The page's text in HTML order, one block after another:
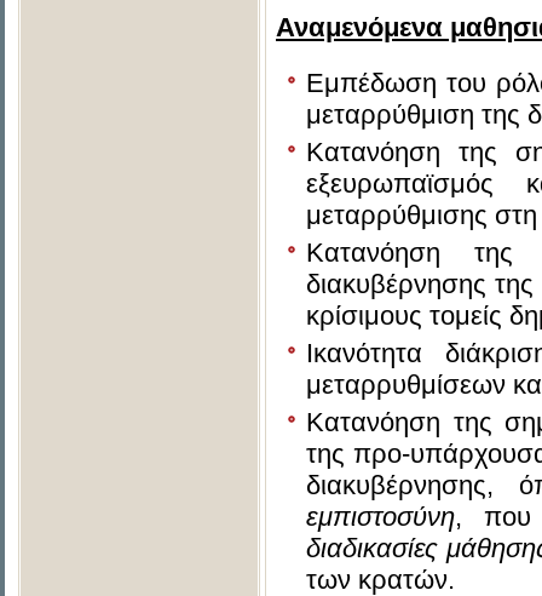
Αναμενόμενα
Εμπέδωση του
μεταρρύθμιση της
Κατανόηση της
εξευρωπαϊσμός
μεταρρύθμισης στη
Κατανόηση της
διακυβέρνησης
κρίσιμους τομείς
Ικανότητα
μεταρρυθμίσεων
Κατανόηση της
της προ-
εμπιστοσύνη, που
διαδικασίες
των κρατών.